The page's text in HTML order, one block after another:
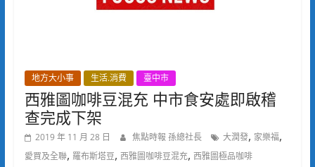
地方大小事 生活.消費 臺中市
西雅圖咖啡豆混充 中市食安處即啟稽
查完成下架
2019 年 11 月 28 日 焦點時報 孫總社長 大潤發, 家樂福,
愛買及全聯, 羅布斯塔豆, 西雅圖咖啡豆混充, 西雅圖極品咖啡